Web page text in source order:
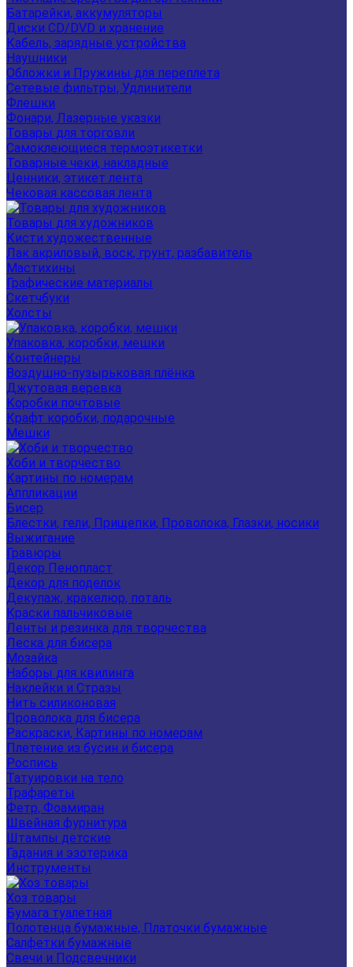
Батарейки, аккумуляторы
Диски CD/DVD и хранение
Кабель, зарядные устройства
Наушники
Обложки и Пружины для переплета
Сетевые фильтры, Удлинители
Флешки
Фонари, Лазерные указки
Товары для торговли
Самоклеющиеся термоэтикетки
Товарные чеки, накладные
Ценники, этикет лента
Чековая кассовая лента
Товары для художников
Кисти художественные
Лак акриловый, воск, грунт, разбавитель
Мастихины
Графические материалы
Скетчбуки
Холсты
Упаковка, коробки, мешки
Контейнеры
Воздушно-пузырьковая плёнка
Джутовая веревка
Коробки почтовые
Крафт коробки, подарочные
Мешки
Хоби и творчество
Картины по номерам
Аппликации
Бисер
Блестки, гели, Прищепки, Проволока, Глазки, носики
Выжигание
Гравюры
Декор Пенопласт
Декор для поделок
Декупаж, кракелюр, поталь
Краски пальчиковые
Ленты и резинка для творчества
Леска для бисера
Мозайка
Наборы для квилинга
Наклейки и Стразы
Нить силиконовая
Проволока для бисера
Раскраски, Картины по номерам
Плетение из бусин и бисера
Роспись
Татуировки на тело
Трафареты
Фетр, Фоамиран
Швейная фурнитура
Штампы детские
Гадания и эзотерика
Инструменты
Хоз товары
Бумага туалетная
Полотенца бумажные, Платочки бумажные
Салфетки бумажные
Свечи и Подсвечники